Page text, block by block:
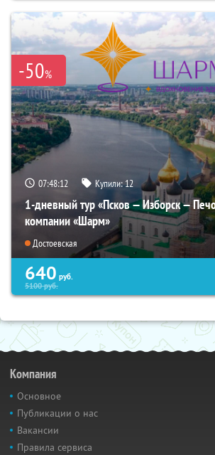
-50%
07:48:11 Купили:12
1-дневный тур «Псков — Изборск —
компании «Шарм»
Достоевская
640 руб.
5100руб.
Компания
Основное
Публикации о нас
Вакансии
Правила сервиса